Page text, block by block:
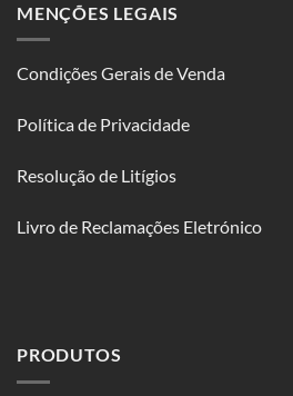
MENÇÕES LEGAIS
Condições Gerais de Venda
Política de Privacidade
Resolução de Litígios
Livro de Reclamações Eletrónico
PRODUTOS